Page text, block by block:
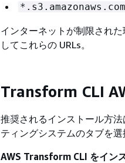
*.s3.amazonaws.com
インターネットが制限され
してこれらの URLs。
Transform CLI
推奨されるインストール方
ティングシステムのタブを選
AWS Transform CLI をイン